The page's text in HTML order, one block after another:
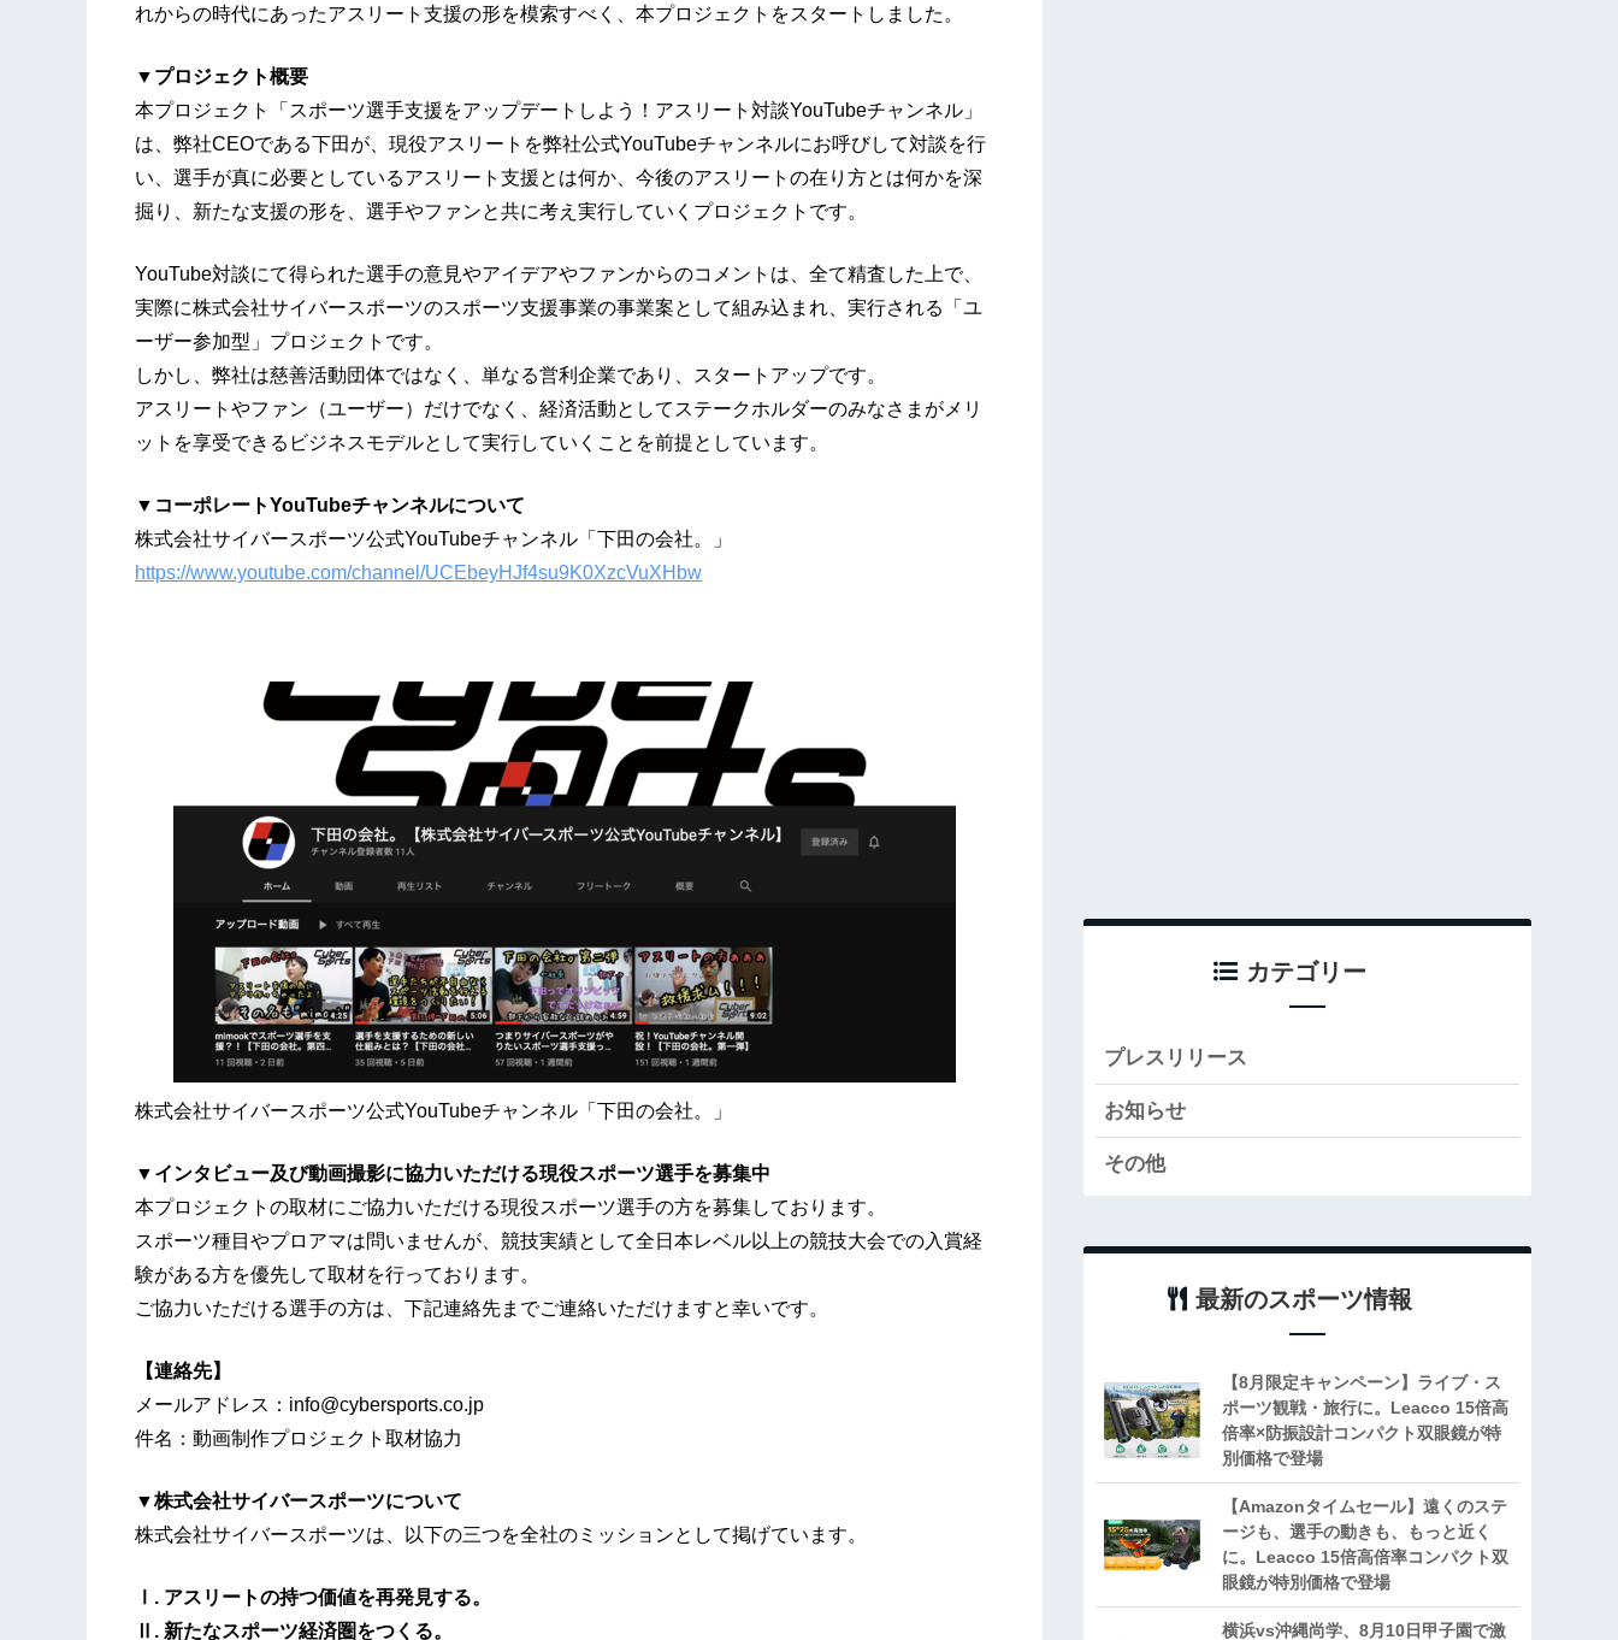
れからの時代にあったアスリート支援の形を模索すべく、本プロジェクトをスタートしました。
▼プロジェクト概要
本プロジェクト「スポーツ選手支援をアップデートしよう！アスリート対談YouTubeチャンネル」
は、弊社CEOである下田が、現役アスリートを弊社公式YouTubeチャンネルにお呼びして対談を行
い、選手が真に必要としているアスリート支援とは何か、今後のアスリートの在り方とは何かを深
掘り、新たな支援の形を、選手やファンと共に考え実行していくプロジェクトです。
YouTube対談にて得られた選手の意見やアイデアやファンからのコメントは、全て精査した上で、
実際に株式会社サイバースポーツのスポーツ支援事業の事業案として組み込まれ、実行される「ユ
ーザー参加型」プロジェクトです。
しかし、弊社は慈善活動団体ではなく、単なる営利企業であり、スタートアップです。
アスリートやファン（ユーザー）だけでなく、経済活動としてステークホルダーのみなさまがメリ
ットを享受できるビジネスモデルとして実行していくことを前提としています。
▼コーポレートYouTubeチャンネルについて
株式会社サイバースポーツ公式YouTubeチャンネル「下田の会社。」
https://www.youtube.com/channel/UCEbeyHJf4su9K0XzcVuXHbw
株式会社サイバースポーツ公式YouTubeチャンネル「下田の会社。」
▼インタビュー及び動画撮影に協力いただける現役スポーツ選手を募集中
本プロジェクトの取材にご協力いただける現役スポーツ選手の方を募集しております。
スポーツ種目やプロアマは問いませんが、競技実績として全日本レベル以上の競技大会での入賞経
験がある方を優先して取材を行っております。
ご協力いただける選手の方は、下記連絡先までご連絡いただけますと幸いです。
【連絡先】
メールアドレス：info@cybersports.co.jp
件名：動画制作プロジェクト取材協力
▼株式会社サイバースポーツについて
株式会社サイバースポーツは、以下の三つを全社のミッションとして掲げています。
Ⅰ. アスリートの持つ価値を再発見する。
Ⅱ. 新たなスポーツ経済圏をつくる。
カテゴリー
プレスリリース
お知らせ
その他
最新のスポーツ情報
【8月限定キャンペーン】ライブ・ス
ポーツ観戦・旅行に。Leacco 15倍高
倍率×防振設計コンパクト双眼鏡が特
別価格で登場
【Amazonタイムセール】遠くのステ
ージも、選手の動きも、もっと近く
に。Leacco 15倍高倍率コンパクト双
眼鏡が特別価格で登場
横浜vs沖縄尚学、8月10日甲子園で激